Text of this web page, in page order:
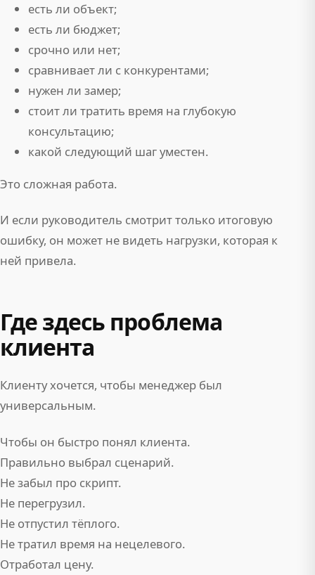
есть ли объект;
есть ли бюджет;
срочно или нет;
сравнивает ли с конкурентами;
нужен ли замер;
стоит ли тратить время на глубокую
консультацию;
какой следующий шаг уместен.
Это сложная работа.
И если руководитель смотрит только итоговую
ошибку, он может не видеть нагрузки, которая к
ней привела.
Где здесь проблема
клиента
Клиенту хочется, чтобы менеджер был
универсальным.
Чтобы он быстро понял клиента.
Правильно выбрал сценарий.
Не забыл про скрипт.
Не перегрузил.
Не отпустил тёплого.
Не тратил время на нецелевого.
Отработал цену.